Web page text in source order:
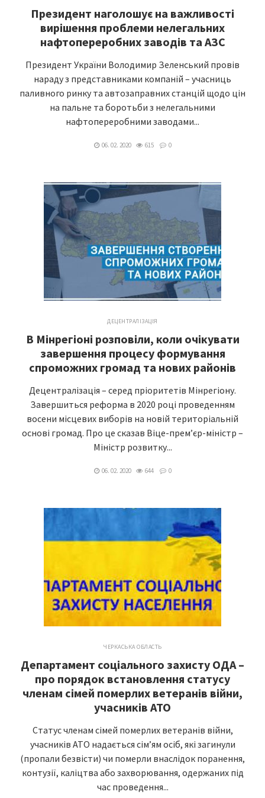
Президент наголошує на важливості
вирішення проблеми нелегальних
нафтопереробних заводів та АЗС
Президент України Володимир Зеленський провів
нараду з представниками компаній – учасниць
паливного ринку та автозаправних станцій щодо цін
на пальне та боротьби з нелегальними
нафтопереробними заводами...
06. 02. 2020 615 0
ДЕЦЕНТРАЛІЗАЦІЯ
В Мінрегіоні розповіли, коли очікувати
завершення процесу формування
спроможних громад та нових районів
Децентралізація – серед пріоритетів Мінрегіону.
Завершиться реформа в 2020 році проведенням
восени місцевих виборів на новій територіальній
основі громад. Про це сказав Віце-прем’єр-міністр –
Міністр розвитку...
06. 02. 2020 644 0
ЧЕРКАСЬКА ОБЛАСТЬ
Департамент соціального захисту ОДА –
про порядок встановлення статусу
членам сімей померлих ветеранів війни,
учасників АТО
Статус членам сімей померлих ветеранів війни,
учасників АТО надається сім’ям осіб, які загинули
(пропали безвісти) чи померли внаслідок поранення,
контузії, каліцтва або захворювання, одержаних під
час проведення...